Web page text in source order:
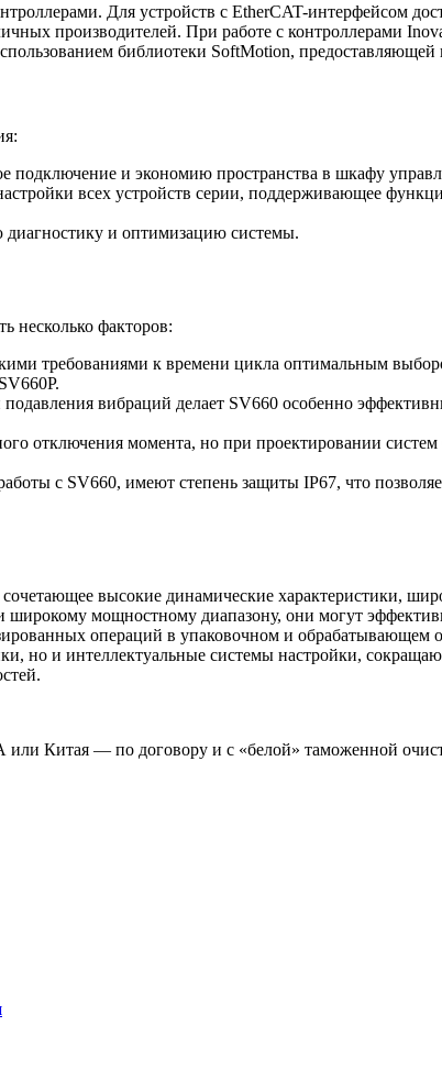
Для устройств с EtherCAT-интерфейсом
производителей. При работе с контроллерами
библиотеки SoftMotion,
подключение и экономию пространства в шкафу
всех устройств серии, поддерживающее
диагностику и оптимизацию системы.
несколько факторов:
требованиями к времени цикла оптимальным
вибраций делает SV660 особенно
отключения момента, но при проектировании
с SV660, имеют степень защиты IP67, что
высокие динамические характеристики,
мощностному диапазону, они могут
операций в упаковочном и обрабатывающем
но и интеллектуальные системы настройки,
Китая — по договору и с «белой» таможенной